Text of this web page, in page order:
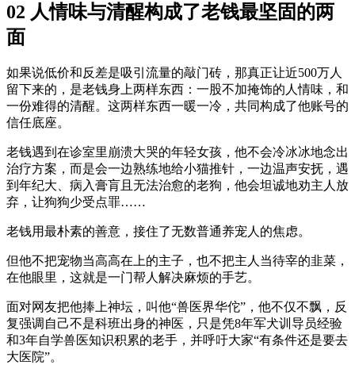
02 人情味与清醒构成了老钱最坚固的两
面
如果说低价和反差是吸引流量的敲门砖，那真正让近500万人
留下来的，是老钱身上两样东西：一股不加掩饰的人情味，和
一份难得的清醒。这两样东西一暖一冷，共同构成了他账号的
信任底座。
老钱遇到在诊室里崩溃大哭的年轻女孩，他不会冷冰冰地念出
治疗方案，而是会一边熟练地给小猫推针，一边温声安抚，遇
到年纪大、病入膏肓且无法治愈的老狗，他会坦诚地劝主人放
弃，让狗狗少受点罪……
老钱用最朴素的善意，接住了无数普通养宠人的焦虑。
但他不把宠物当高高在上的主子，也不把主人当待宰的韭菜，
在他眼里，这就是一门帮人解决麻烦的手艺。
面对网友把他捧上神坛，叫他“兽医界华佗”，他不仅不飘，反
复强调自己不是科班出身的神医，只是凭8年军犬训导员经验
和3年自学兽医知识积累的老手，并呼吁大家“有条件还是要去
大医院”。